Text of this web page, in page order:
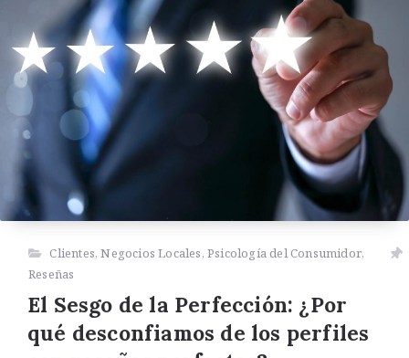
Clientes,Negocios Locales,Psicología del Consumidor,
Reseñas
El Sesgo de la Perfección: ¿Por
qué desconfiamos de los perfiles